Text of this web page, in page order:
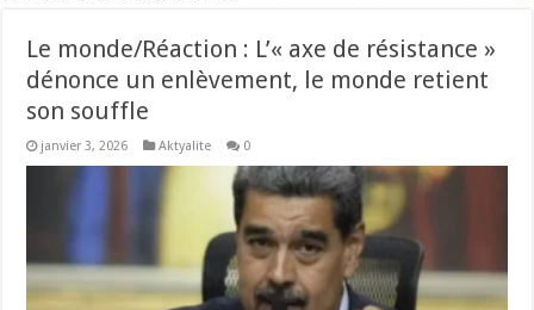
‎Le monde/Réaction : L’« axe de résistance »
dénonce un enlèvement, le monde retient
son souffle
janvier 3, 2026 Aktyalite 0